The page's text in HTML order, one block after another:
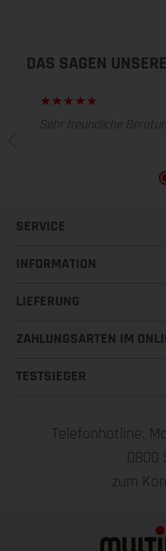
DAS SAGEN
Sehr freundliche
SERVICE
INFORMATION
LIEFERUNG
ZAHLUNGSARTEN IM
TESTSIEGER
Telefonhotline:
0800
zum